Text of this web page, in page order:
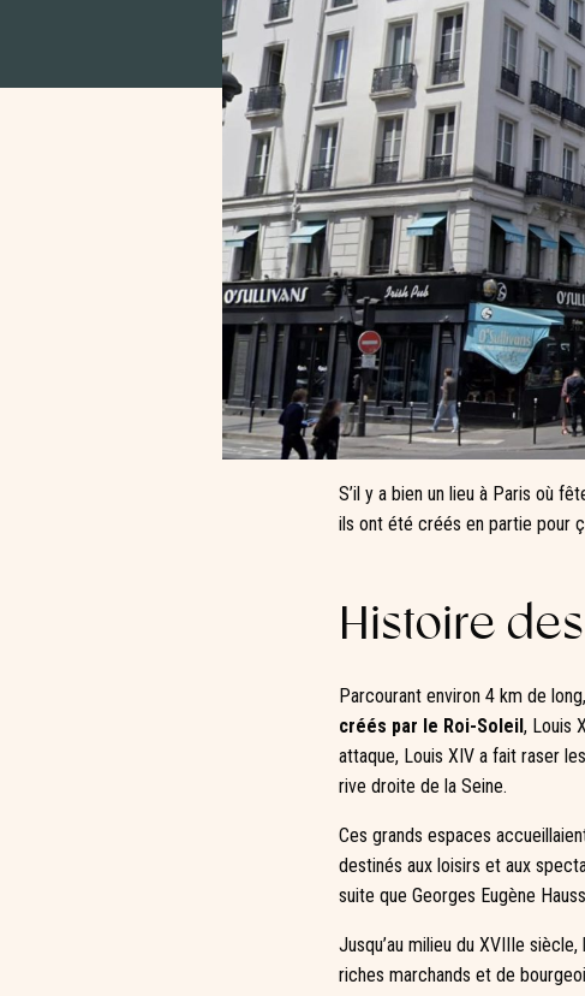
S’il y a bien un lieu à Paris où
ils ont été créés en partie pour
Histoire
Parcourant environ 4 km de
créés par le Roi-Soleil, Louis
attaque, Louis XIV a fait raser
rive droite de la Seine.
Ces grands espaces
destinés aux loisirs et aux
suite que Georges Eugène
Jusqu’au milieu du XVIIIe
riches marchands et de